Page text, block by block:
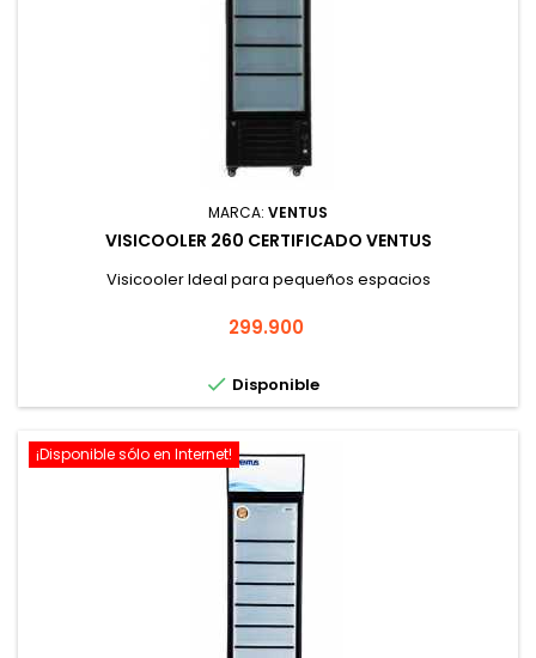
MARCA: VENTUS
VISICOOLER 260 CERTIFICADO VENTUS
Visicooler Ideal para pequeños espacios
Precio
299.900
 Disponible
¡Disponible sólo en Internet!